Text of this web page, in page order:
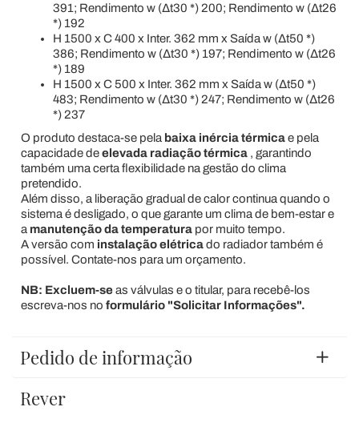
391; Rendimento w (Δt30 *) 200; Rendimento w (Δt26
*) 192
H 1500 x C 400 x Inter. 362 mm x Saída w (Δt50 *)
386; Rendimento w (Δt30 *) 197; Rendimento w (Δt26
*) 189
H 1500 x C 500 x Inter. 362 mm x Saída w (Δt50 *)
483; Rendimento w (Δt30 *) 247; Rendimento w (Δt26
*) 237
O produto destaca-se pela baixa inércia térmicae pela
capacidade deelevada radiação térmica, garantindo
também uma certa flexibilidade na gestão do clima
pretendido.
Além disso, a liberação gradual de calor continua quando o
sistema é desligado, o que garante um clima de bem-estar e
a manutenção da temperaturapor muito tempo.
A versão com instalação elétricado radiador também é
possível. Contate-nos para um orçamento.
NB: Excluem-seas válvulas e o titular, para recebê-los
escreva-nos no formulário "Solicitar Informações".
Pedido de informação
Rever